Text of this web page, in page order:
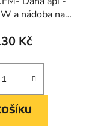
a nádoba na
Kč